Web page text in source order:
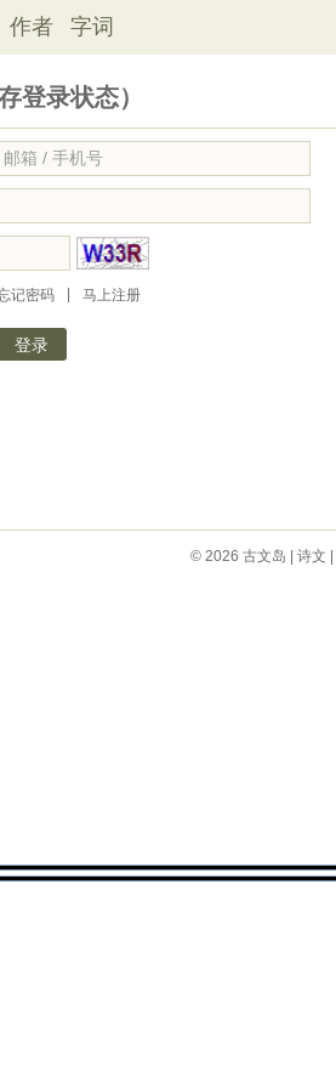
作者 字词
登录状态）
记密码 马上注册
© 2026 古文岛 诗文